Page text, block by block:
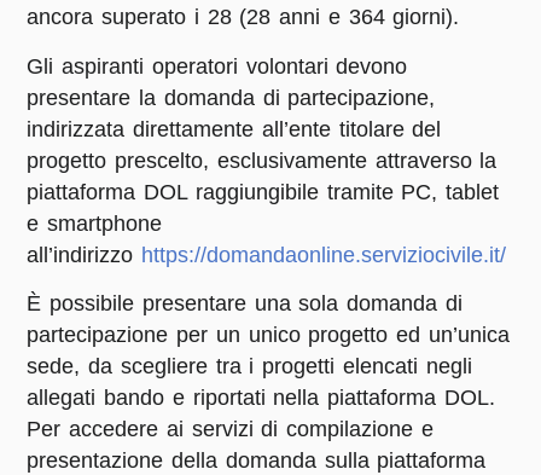
ancora superato i 28 (28 anni e 364 giorni).
Gli aspiranti operatori volontari devono
presentare la domanda di partecipazione,
indirizzata direttamente all’ente titolare del
progetto prescelto, esclusivamente attraverso la
piattaforma DOL raggiungibile tramite PC, tablet
e smartphone
all’indirizzo https://domandaonline.serviziocivile.it/
È possibile presentare una sola domanda di
partecipazione per un unico progetto ed un’unica
sede, da scegliere tra i progetti elencati negli
allegati bando e riportati nella piattaforma DOL.
Per accedere ai servizi di compilazione e
presentazione della domanda sulla piattaforma